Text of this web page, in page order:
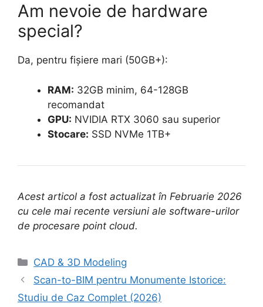
Am nevoie de hardware
special?
Da, pentru fișiere mari (50GB+):
RAM: 32GB minim, 64-128GB
recomandat
GPU: NVIDIA RTX 3060 sau superior
Stocare: SSD NVMe 1TB+
Acest articol a fost actualizat în Februarie 2026
cu cele mai recente versiuni ale software-urilor
de procesare point cloud.
Categories
CAD & 3D Modeling
Scan-to-BIM pentru Monumente Istorice:
Studiu de Caz Complet (2026)